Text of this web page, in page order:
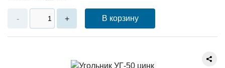
- + В корзину